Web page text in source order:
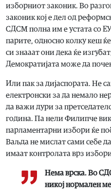
изборниот законик. Во
законик кој е дел од
СДСМ полна им е устата со
парите, односно колку кеш ќе
си знааат они дека ќе
Демократијата може да
Или пак за дијаспората. Не
електронски за да немало
да важи дури за
година. Па нели Филипче
парламентарни избори ќе
Ваљда не мислат сами себе да
имаат контролата врз
Нема врска. Во
никој нормален